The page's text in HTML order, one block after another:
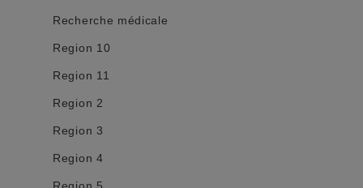
Recherche médicale
Region 10
Region 11
Region 2
Region 3
Region 4
Region 5